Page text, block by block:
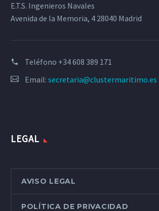
E.T.S. Ingenieros Navales
Avenida de la Memoria, 4 28040 Madrid
Teléfono +34 608 389 171
Email: secretaria@clustermaritimo.es
LEGAL
AVISO LEGAL
POLÍTICA DE PRIVACIDAD